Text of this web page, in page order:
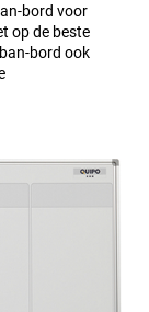
bord voor
op de beste
bord ook